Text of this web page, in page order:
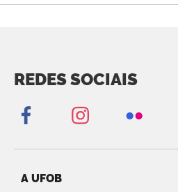
REDES SOCIAIS
A UFOB